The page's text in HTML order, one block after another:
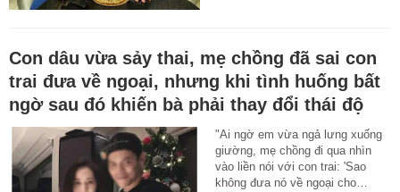
Con dâu vừa sảy thai, mẹ chồng đã sai con
trai đưa về ngoại, nhưng khi tình huống bất
ngờ sau đó khiến bà phải thay đổi thái độ
"Ai ngờ em vừa ngả lưng xuống
giường, mẹ chồng đi qua nhìn
vào liền nói với con trai: 'Sao
không đưa nó về ngoại cho…